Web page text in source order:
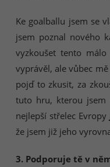
Ke goalballu jsem se
jsem poznal nového
vyzkoušet tento
vyprávěl, ale vůbec
pojď to zkusit, za
tuto hru, kterou
nejlepší střelec Evropy
že jsem již jeho
3. Podporuje tě v